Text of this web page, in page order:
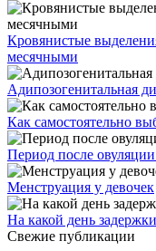
Кровянистые
месячными
Адипозогенитальная
Как самостоятельно
Период после
Менструация у девочек
На какой день
Свежие публикации